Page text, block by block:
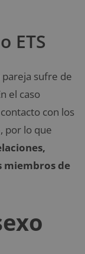
ETS
sufre de
el caso
con los
por lo que
miembros de